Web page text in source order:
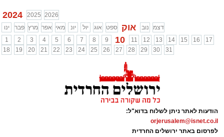
2024 2025 2026
ינו
פבר מרץ אפר מאי יונ יול אוג ספט אוק נוב
דצמ
1
2 3 4 5 6 7 8 9 10 11 12 13 14 15 16
17
18
19 20 21 22 23 24 25 26 27 28 29 30 31
הודעות לאתר ניתן לשלוח בדוא"ל:
orjerusalem@isnet.co.il
לפרסום באתר ירושלים החרדית